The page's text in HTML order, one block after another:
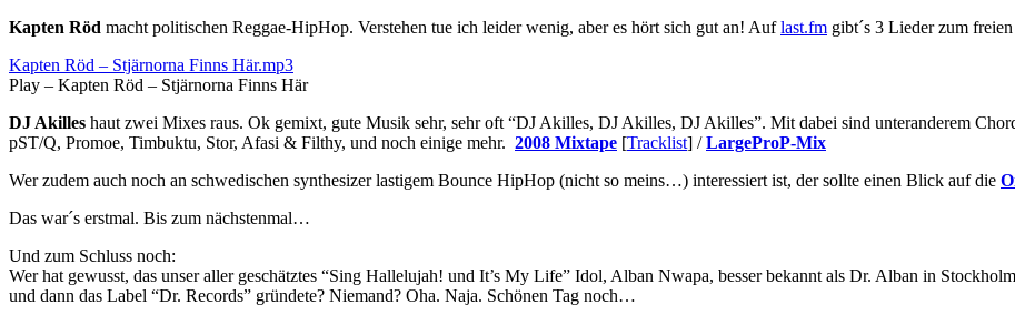
Kapten Röd macht politischen Reggae-HipHop. Verstehen tue ich leider wenig, aber es hört sich gut an! Auflast.fm gibt´s 3 Lieder zum
Kapten Röd – Stjärnorna Finns Här.mp3
Play – Kapten Röd – Stjärnorna Finns Här
DJ Akilles haut zwei Mixes raus. Ok gemixt, gute Musik sehr, sehr oft “DJ Akilles, DJ Akilles, DJ Akilles”. Mit dabei sind unteranderem
pST/Q, Promoe, Timbuktu, Stor, Afasi & Filthy, und noch einige mehr. 2008 Mixtape [Tracklist] /LargeProP-Mix
Wer zudem auch noch an schwedischen synthesizer lastigem Bounce HipHop (nicht so meins…) interessiert ist, der sollte einen Blick auf die
Das war´s erstmal. Bis zum nächstenmal…
Und zum Schluss noch:
Wer hat gewusst, das unser aller geschätztes “Sing Hallelujah! und It’s My Life” Idol, Alban Nwapa, besser bekannt als Dr. Alban in
und dann das Label “Dr. Records” gründete? Niemand? Oha. Naja. Schönen Tag noch…